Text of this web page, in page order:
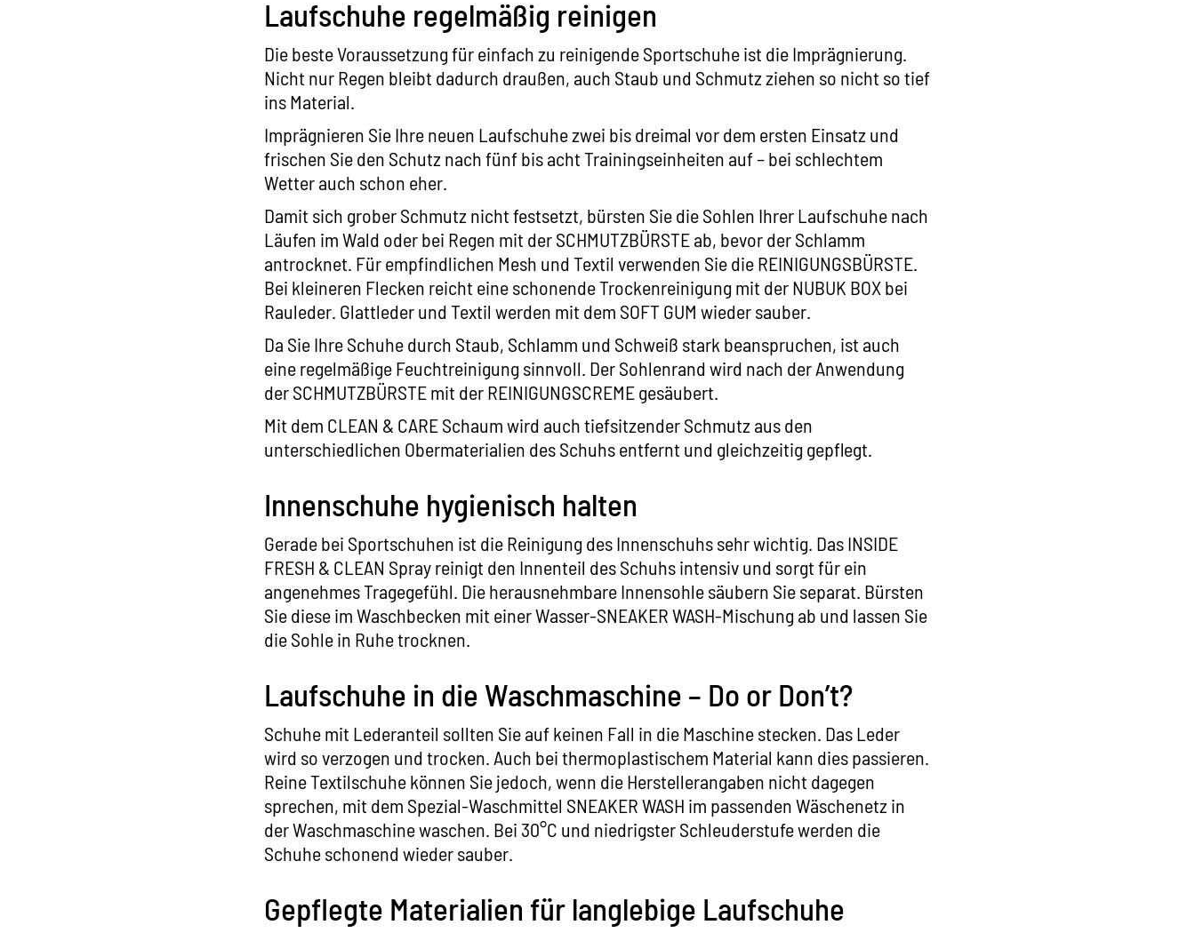
Laufschuhe regelmäßig reinigen
Die beste Voraussetzung für einfach zu reinigende Sportschuhe ist die Imprägnierung.
Nicht nur Regen bleibt dadurch draußen, auch Staub und Schmutz ziehen so nicht so tief
ins Material.
Imprägnieren Sie Ihre neuen Laufschuhe zwei bis dreimal vor dem ersten Einsatz und
frischen Sie den Schutz nach fünf bis acht Trainingseinheiten auf – bei schlechtem
Wetter auch schon eher.
Damit sich grober Schmutz nicht festsetzt, bürsten Sie die Sohlen Ihrer Laufschuhe nach
Läufen im Wald oder bei Regen mit der SCHMUTZBÜRSTE ab, bevor der Schlamm
antrocknet. Für empfindlichen Mesh und Textil verwenden Sie dieREINIGUNGSBÜRSTE.
Bei kleineren Flecken reicht eine schonende Trockenreinigung mit derNUBUK BOXbei
Rauleder. Glattleder und Textil werden mit dem SOFT GUM wieder sauber.
Da Sie Ihre Schuhe durch Staub, Schlamm und Schweiß stark beanspruchen, ist auch
eine regelmäßige Feuchtreinigung sinnvoll. Der Sohlenrand wird nach der Anwendung
derSCHMUTZBÜRSTEmit derREINIGUNGSCREMEgesäubert.
Mit dem CLEAN & CARESchaum wird auch tiefsitzender Schmutz aus den
unterschiedlichen Obermaterialien des Schuhs entfernt und gleichzeitig gepflegt.
Innenschuhe hygienisch halten
Gerade bei Sportschuhen ist die Reinigung des Innenschuhs sehr wichtig. DasINSIDE
FRESH & CLEAN Spray reinigt den Innenteil des Schuhs intensiv und sorgt für ein
angenehmes Tragegefühl. Die herausnehmbare Innensohle säubern Sie separat. Bürsten
Sie diese im Waschbecken mit einer Wasser-SNEAKER WASH-Mischung ab und lassen Sie
die Sohle in Ruhe trocknen.
Laufschuhe in die Waschmaschine – Do or Don’t?
Schuhe mit Lederanteil sollten Sie auf keinen Fall in die Maschine stecken. Das Leder
wird so verzogen und trocken. Auch bei thermoplastischem Material kann dies passieren.
Reine Textilschuhe können Sie jedoch, wenn die Herstellerangaben nicht dagegen
sprechen, mit dem Spezial-Waschmittel SNEAKER WASH im passenden Wäschenetz in
der Waschmaschine waschen. Bei 30°C und niedrigster Schleuderstufe werden die
Schuhe schonend wieder sauber.
Gepflegte Materialien für langlebige Laufschuhe